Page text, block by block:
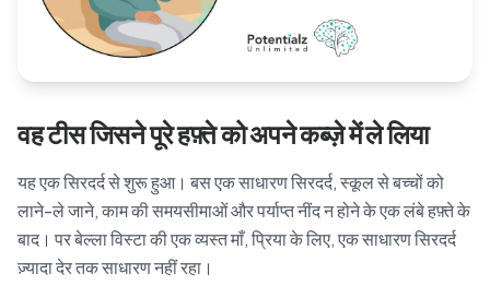
Book Appointment
वह टीस जिसने पूरे हफ़्ते को अपने कब्ज़े में ले लिया
यह एक सिरदर्द से शुरू हुआ। बस एक साधारण सिरदर्द, स्कूल से बच्चों को
लाने-ले जाने, काम की समयसीमाओं और पर्याप्त नींद न होने के एक लंबे हफ़्ते के
बाद। पर बेल्ला विस्टा की एक व्यस्त माँ, प्रिया के लिए, एक साधारण सिरदर्द
ज़्यादा देर तक साधारण नहीं रहा।